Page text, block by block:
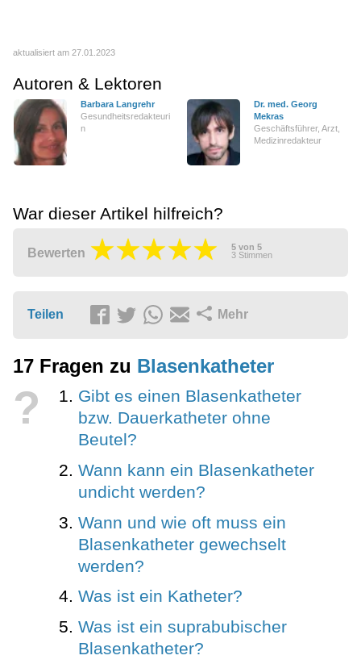
aktualisiert am 27.01.2023
Autoren & Lektoren
Barbara Langrehr
Gesundheitsredakteuri
n
Dr. med. Georg
Mekras
Geschäftsführer, Arzt,
Medizinredakteur
War dieser Artikel hilfreich?
Bewerten 5 von 5
3 Stimmen
Teilen Mehr
17 Fragen zu Blasenkatheter
?
Gibt es einen Blasenkatheter
bzw. Dauerkatheter ohne
Beutel?
Wann kann ein Blasenkatheter
undicht werden?
Wann und wie oft muss ein
Blasenkatheter gewechselt
werden?
Was ist ein Katheter?
Was ist ein suprabubischer
Blasenkatheter?